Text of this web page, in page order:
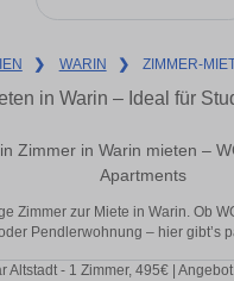
❯ WARIN ❯ ZIMMER-
in Warin – Ideal für
Zimmer in Warin mieten –
Apartments
Zimmer zur Miete in Warin. Ob
Pendlerwohnung – hier gibt’s